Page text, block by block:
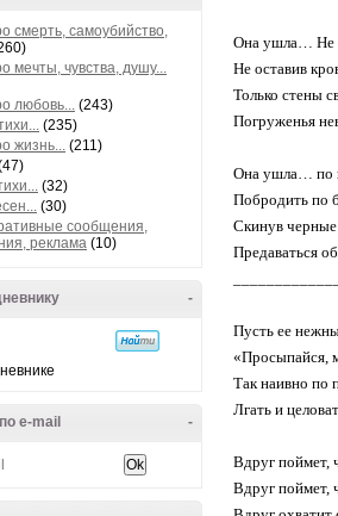
смерть, самоубийство,
мечты, чувства, душу...
любовь... (243)
(235)
жизнь... (211)
(32)
(30)
сообщения,
реклама (10)
-
-
e-mail
Она ушла… Не
Не оставив
Только стены
Погруженья
Она ушла… по
Побродить по
Скинув
Предаваться
Пусть ее
«Просыпайся,
Так наивно по
Лгать и
Вдруг поймет,
Вдруг поймет,